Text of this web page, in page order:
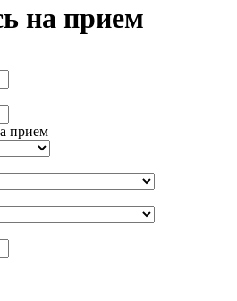
на прием
прием